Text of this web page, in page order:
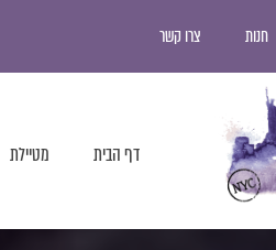
חנות צרו קשר
דף הבית מטיילת